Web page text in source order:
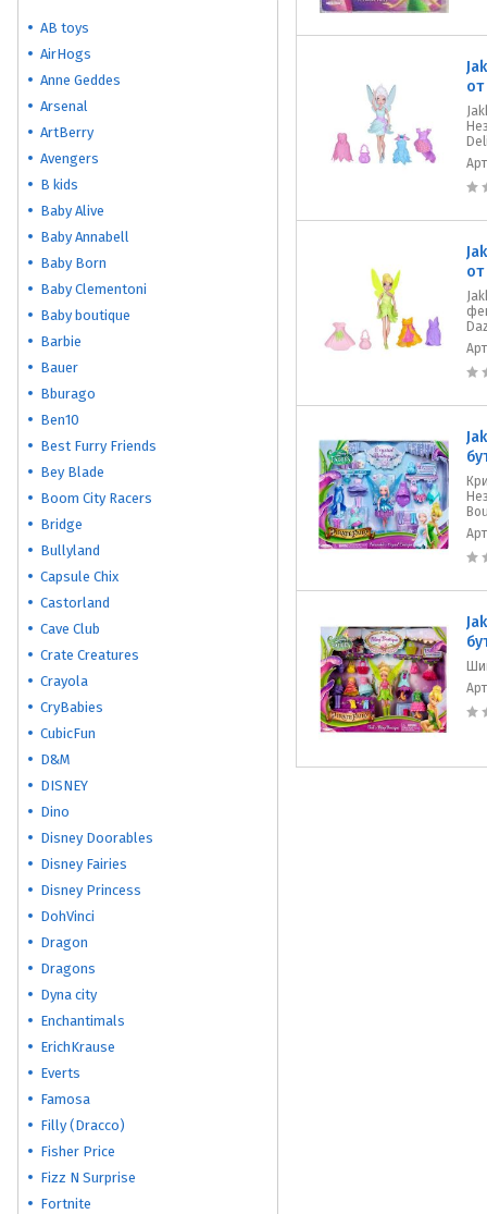
AB toys
AirHogs
Anne Geddes
Arsenal
ArtBerry
Avengers
B kids
Baby Alive
Baby Annabell
Baby Born
Baby Clementoni
Baby boutique
Barbie
Bauer
Bburago
Ben10
Best Furry Friends
Bey Blade
Boom City Racers
Bridge
Bullyland
Capsule Chix
Castorland
Cave Club
Crate Creatures
Crayola
CryBabies
CubicFun
D&M
DISNEY
Dino
Disney Doorables
Disney Fairies
Disney Princess
DohVinci
Dragon
Dragons
Dyna city
Enchantimals
ErichKrause
Everts
Famosa
Filly (Dracco)
Fisher Price
Fizz N Surprise
Fortnite